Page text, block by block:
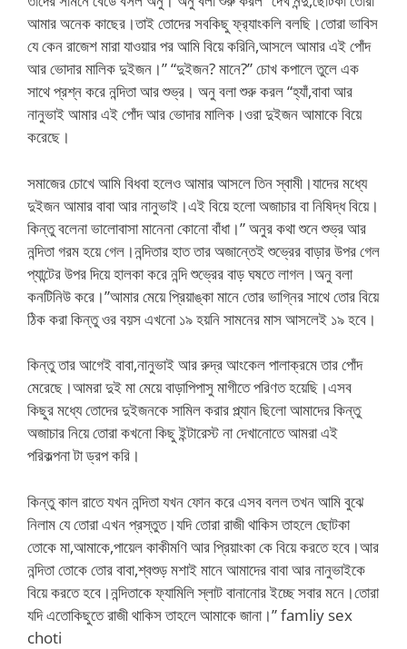
আমার অনেক কাছের।তাই তোদের সবকিছু ফ্র‍্যাংকলি বলছি।তোরা ভাবিস
যে কেন রাজেশ মারা যাওয়ার পর আমি বিয়ে করিনি,আসলে আমার এই পোঁদ
আর ভোদার মালিক দুইজন।” “দুইজন? মানে?” চোখ কপালে তুলে এক
সাথে প্রশ্ন করে নন্দিতা আর শুভ্র। অনু বলা শুরু করল “হ্যাঁ,বাবা আর
নানুভাই আমার এই পোঁদ আর ভোদার মালিক।ওরা দুইজন আমাকে বিয়ে
করেছে।
সমাজের চোখে আমি বিধবা হলেও আমার আসলে তিন স্বামী।যাদের মধ্যে
দুইজন আমার বাবা আর নানুভাই।এই বিয়ে হলো অজাচার বা নিষিদ্ধ বিয়ে।
কিন্তু বলেনা ভালোবাসা মানেনা কোনো বাঁধা।” অনুর কথা শুনে শুভ্র আর
নন্দিতা গরম হয়ে গেল।নন্দিতার হাত তার অজান্তেই শুভ্রের বাড়ার উপর গেল
প্যান্টের উপর দিয়ে হালকা করে নন্দি শুভ্রের বাড় ঘষতে লাগল।অনু বলা
কনটিনিউ করে।”আমার মেয়ে প্রিয়াঙ্কা মানে তোর ভাগ্নির সাথে তোর বিয়ে
ঠিক করা কিন্তু ওর বয়স এখনো ১৯ হয়নি সামনের মাস আসলেই ১৯ হবে।
কিন্তু তার আগেই বাবা,নানুভাই আর রুদ্র আংকেল পালাক্রমে তার পোঁদ
মেরেছে।আমরা দুই মা মেয়ে বাড়াপিপাসু মাগীতে পরিণত হয়েছি।এসব
কিছুর মধ্যে তোদের দুইজনকে সামিল করার প্ল্যান ছিলো আমাদের কিন্তু
অজাচার নিয়ে তোরা কখনো কিছু ইন্টারেস্ট না দেখানোতে আমরা এই
পরিকল্পনা টা ড্রপ করি।
কিন্তু কাল রাতে যখন নন্দিতা যখন ফোন করে এসব বলল তখন আমি বুঝে
নিলাম যে তোরা এখন প্রস্তুত।যদি তোরা রাজী থাকিস তাহলে ছোটকা
তোকে মা,আমাকে,পায়েল কাকীমণি আর প্রিয়াংকা কে বিয়ে করতে হবে।আর
নন্দিতা তোকে তোর বাবা,শ্বশুড় মশাই মানে আমাদের বাবা আর নানুভাইকে
বিয়ে করতে হবে।নন্দিতাকে ফ্যামিলি স্লাট বানানোর ইচ্ছে সবার মনে।তোরা
যদি এতোকিছুতে রাজী থাকিস তাহলে আমাকে জানা।” famliy sex
choti